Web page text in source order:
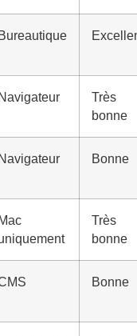
Bureautique
Navigateur
Très
bonne
Navigateur Bonne
Mac
Très
bonne
Bonne